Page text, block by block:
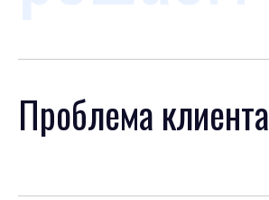
Проблема клиента